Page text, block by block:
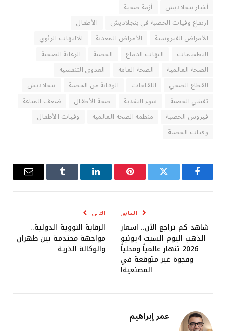
أخبار بنجلاديش
أزمة صحية
ارتفاع وفيات الحصبة في بنجلاديش
الأطفال
الأمراض الفيروسية
الأمراض المعدية
الالتهاب الرئوي
التطعيمات
التهاب الدماغ الحصبة
الرعاية الصحية
الصحة العالمية
الصحة العامة
العدوى التنفسية
القطاع الصحي
اللقاحات الوقاية من الحصبة
بنجلاديش
تفشي الحصبة
سوء التغذية صحة الأطفال
ضعف المناعة
فيروس الحصبة
منظمة الصحة العالمية
وفيات الأطفال
وفيات الحصبة
فيسبوك تويتر بينتيريستلينكدإن Tumblr
البريد
السابق
شاهد كم تراجع الآن.. اسعار
الذهب اليوم السبت 4يونيو
2026 تنهار عالمياً ومحلياً
وفجوة غير متوقعة في
المصنعية!
التالي
الرقابة النووية الدولية..
مواجهة محتدمة بين طهران
والوكالة الذرية
عمر إبراهيم